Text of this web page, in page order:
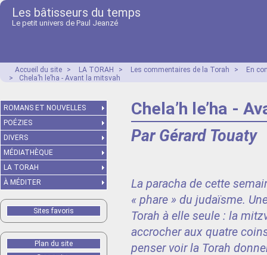
Les bâtisseurs du temps
Le petit univers de Paul Jeanzé
Accueil du site > LA TORAH > Les commentaires de la Torah >
En
>
Chela’h le’ha - Avant la mitsvah
Chela’h le’ha -
Par Gérard Touaty
La paracha de cette
« phare » du judaïsme.
Torah à elle seule : la
accrocher aux quatre
penser voir la Torah
ROMANS ET NOUVELLES
POÉZIES
DIVERS
MÉDIATHÈQUE
LA TORAH
À MÉDITER
Sites favoris
Plan du site